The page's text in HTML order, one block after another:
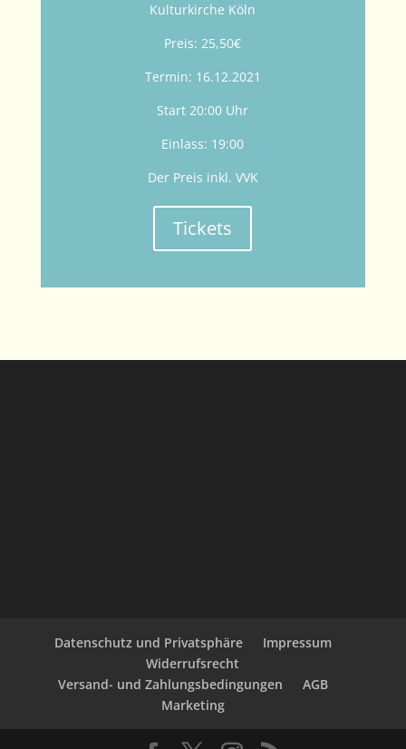
Kulturkirche Köln
Preis: 25,50€
Termin: 16.12.2021
Start 20:00 Uhr
Einlass: 19:00
Der Preis inkl. VVK
Tickets
Datenschutz und Privatsphäre
Impressum
Widerrufsrecht
Versand- und Zahlungsbedingungen
AGB
Marketing